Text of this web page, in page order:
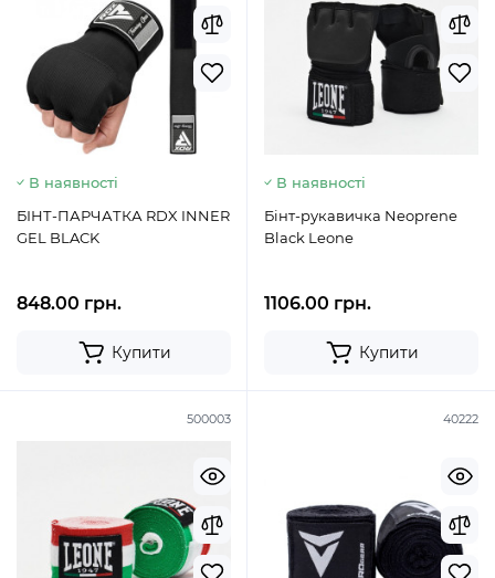
В наявності
БІНТ-ПАРЧАТКА RDX INNER
GEL BLACK
848.00 грн.
Купити
В наявності
Бінт-рукавичка Neoprene
Black Leone
1106.00 грн.
Купити
500003 40222